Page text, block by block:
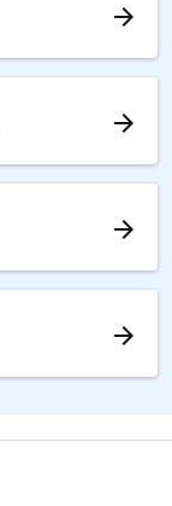
arrow_forward
arrow_forward
arrow_forward
arrow_forward